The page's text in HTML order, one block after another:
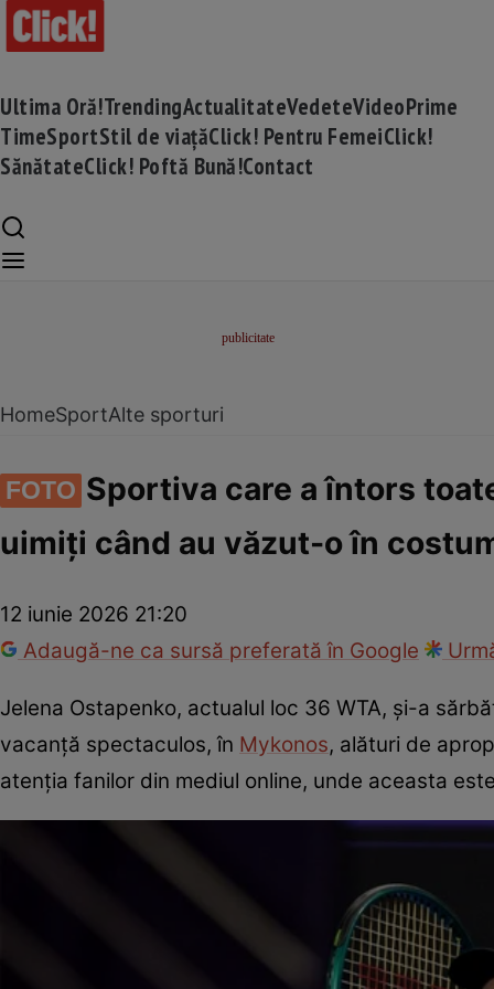
Ultima Oră!TrendingActualitateVedeteVideoPrime
TimeSportStil de viațăClick! Pentru FemeiClick!
SănătateClick! Poftă Bună!Contact
HomeSportAlte sporturi
FOTO Sportiva care a întors
uimiți când au văzut-o în
12 iunie 2026 21:20
Adaugă-ne ca sursă preferată în Google
Jelena Ostapenko, actualul loc 36 WTA, și-a
vacanță spectaculos, în Mykonos, alături de
atenția fanilor din mediul online, unde aceasta